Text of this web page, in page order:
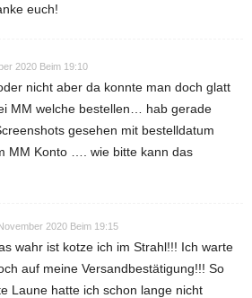
euch!
2020 Beim 19:10
nicht aber da konnte man doch glatt
MM welche bestellen… hab gerade
gesehen mit bestelldatum
MM Konto …. wie bitte kann das
2020 Beim 19:15
wahr ist kotze ich im Strahl!!! Ich warte
auf meine Versandbestätigung!!! So
Laune hatte ich schon lange nicht